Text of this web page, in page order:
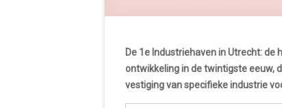
De 1e Industriehaven in Utrecht:
ontwikkeling in de twintigste eeuw,
vestiging van specifieke industrie